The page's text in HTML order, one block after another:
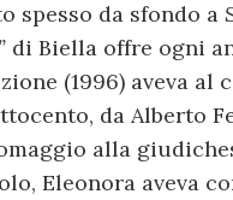
spesso da sfondo a
di Biella offre ogni
(1996) aveva al
da Alberto
alla
Eleonora aveva